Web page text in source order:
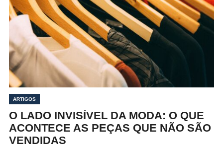
ARTIGOS
O LADO INVISÍVEL DA MODA: O QUE
ACONTECE AS PEÇAS QUE NÃO SÃO
VENDIDAS